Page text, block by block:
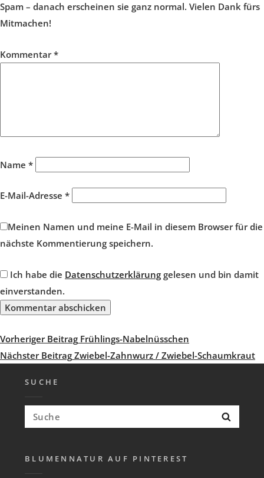
Spam – danach erscheinen sie ganz normal. Vielen Dank fürs
Mitmachen!
Kommentar*
Name *
E-Mail-Adresse *
Meinen Namen und meine E-Mail in diesem Browser für die
nächste Kommentierung speichern.
Ich habe die Datenschutzerklärung gelesen und bin damit
einverstanden.
Beitragsnavigation
Vorheriger
Beitrag
Vorheriger Beitrag Frühlings-Nabelnüsschen
Nächster
Nächster Beitrag Zwiebel-Zahnwurz / Zwiebel-Schaumkraut
SUCHE
Suchen
nach:
BLUMENNATUR AUF PINTEREST